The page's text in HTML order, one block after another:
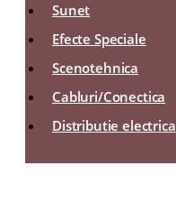
Sunet
Efecte Speciale
Scenotehnica
Cabluri/Conectica
Distributie electrica